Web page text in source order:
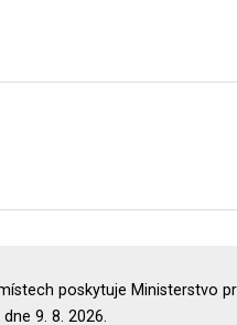
poskytuje Ministerstvo
9. 8. 2026.